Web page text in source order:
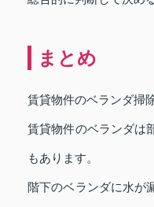
まとめ
賃貸物件のベランダ掃
賃貸物件のベランダは
もあります。
階下のベランダに水が